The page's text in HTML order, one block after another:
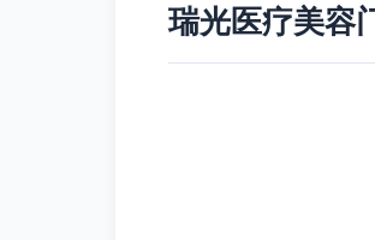
瑞光医疗美容